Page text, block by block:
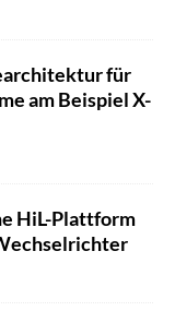
für
am Beispiel X-
HiL-Plattform